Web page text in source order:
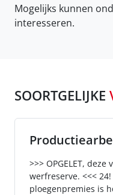
Mogelijks kunnen
interesseren.
SOORTGELIJKE
>>> OPGELET,
werfreserve. <<<
ploegenpremies is